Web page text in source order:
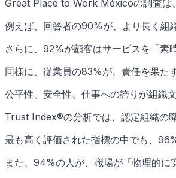
Great Place to Work Méxicoの調査は
例えば、回答者の90%が、より長く組
さらに、92%が顧客はサービスを「素
同様に、従業員の83%が、責任を果た
公平性、安全性、仕事への誇りが組織
Trust Index®の分析では、認定組織の
最も高く評価された指標の中でも、
また、94%の人が、職場が「物理的に